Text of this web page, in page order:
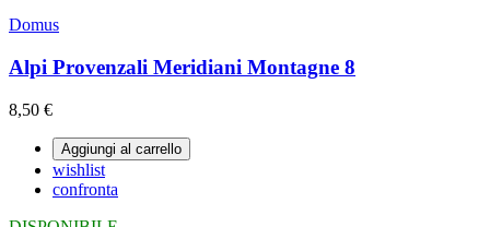
Domus
Alpi Provenzali Meridiani Montagne 8
8,50 €
Aggiungi al carrello
wishlist
confronta